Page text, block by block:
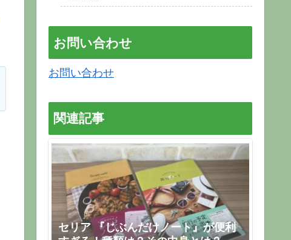
お問い合わせ
お問い合わせ
関連記事
セリア 『じぶんだけノート』が便利